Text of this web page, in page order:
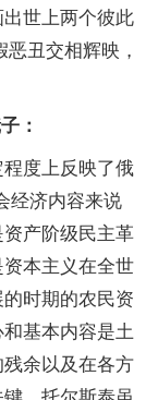
世上两个彼此
丑交相辉映，
：
度上反映了俄
经济内容来说
产阶级民主革
本主义在全世
时期的农民资
基本内容是土
余以及在各方